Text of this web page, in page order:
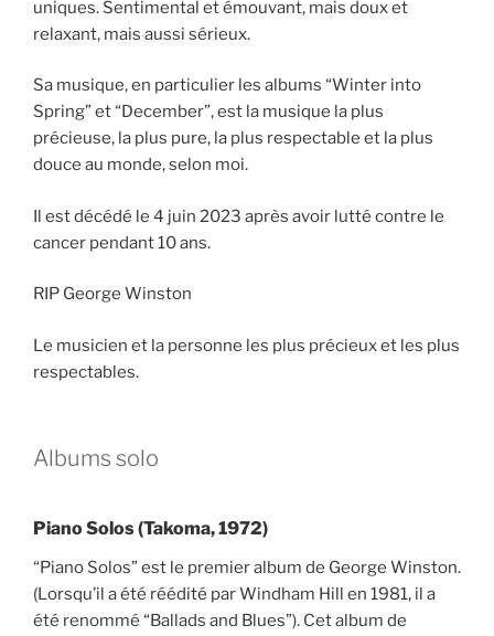
uniques. Sentimental et émouvant, mais doux et
relaxant, mais aussi sérieux.
Sa musique, en particulier les albums “Winter into
Spring” et “December”, est la musique la plus
précieuse, la plus pure, la plus respectable et la plus
douce au monde, selon moi.
Il est décédé le 4 juin 2023 après avoir lutté contre le
cancer pendant 10 ans.
RIP George Winston
Le musicien et la personne les plus précieux et les plus
respectables.
Albums solo
Piano Solos (Takoma, 1972)
“Piano Solos” est le premier album de George Winston.
(Lorsqu’il a été réédité par Windham Hill en 1981, il a
été renommé “Ballads and Blues”). Cet album de